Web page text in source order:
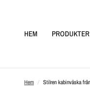
HEM PRODUKTER
Hem / Stilren kabinväska